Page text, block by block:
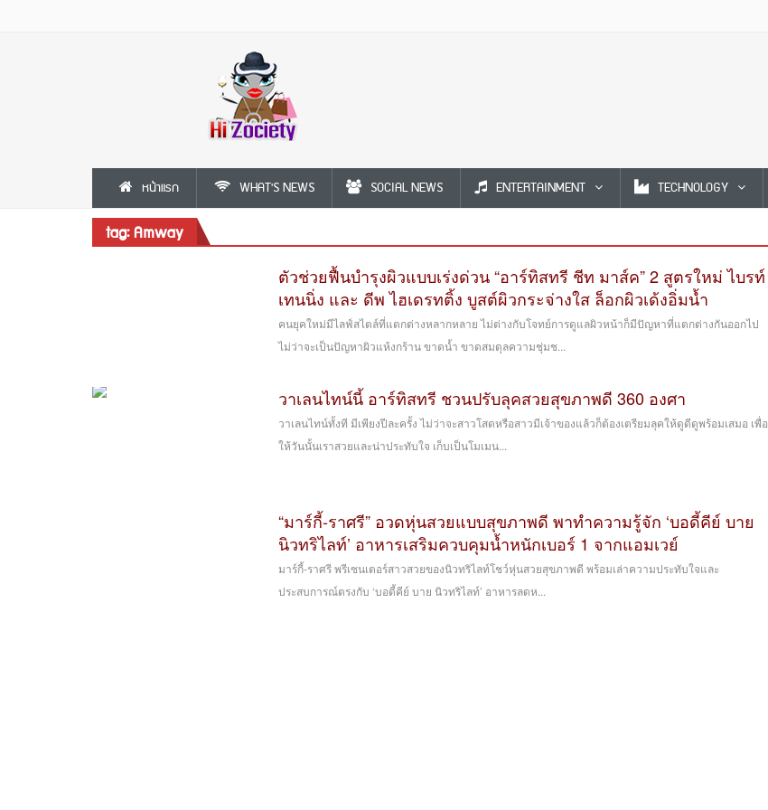
หน้าแรก WHAT'S NEWS SOCIAL NEWS ENTERTAINMENT TECHNOLOGY
tag: Amway
ตัวช่วยฟื้นบำรุงผิวแบบเร่งด่วน “อาร์ทิสทรี ชีท มาส์ค” 2 สูตรใหม่ ไบรท์
เทนนิ่ง และ ดีพ ไฮเดรทติ้ง บูสต์ผิวกระจ่างใส ล็อกผิวเด้งอิ่มน้ำ
คนยุคใหม่มีไลฟ์สไตล์ที่แตกต่างหลากหลาย ไม่ต่างกับโจทย์การดูแลผิวหน้าก็มีปัญหาที่แตกต่างกันออกไป
ไม่ว่าจะเป็นปัญหาผิวแห้งกร้าน ขาดน้ำ ขาดสมดุลความชุ่มช...
วาเลนไทน์นี้ อาร์ทิสทรี ชวนปรับลุคสวยสุขภาพดี 360 องศา
วาเลนไทน์ทั้งที มีเพียงปีละครั้ง ไม่ว่าจะสาวโสดหรือสาวมีเจ้าของแล้วก็ต้องเตรียมลุคให้ดูดีดูพร้อมเสมอ เพื่อ
ให้วันนั้นเราสวยและน่าประทับใจ เก็บเป็นโมเมน...
“มาร์กี้-ราศรี” อวดหุ่นสวยแบบสุขภาพดี พาทำความรู้จัก ‘บอดี้คีย์ บาย
นิวทริไลท์’ อาหารเสริมควบคุมน้ำหนักเบอร์ 1 จากแอมเวย์
มาร์กี้-ราศรี พรีเซนเตอร์สาวสวยของนิวทริไลท์โชว์หุ่นสวยสุขภาพดี พร้อมเล่าความประทับใจและ
ประสบการณ์ตรงกับ ‘บอดี้คีย์ บาย นิวทริไลท์’ อาหารลดห...